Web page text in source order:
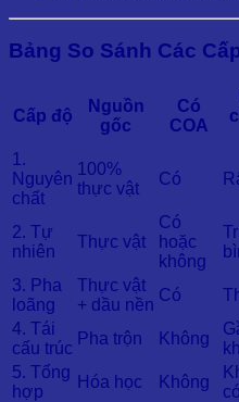
Bảng So Sánh Các
Cấp độ
Nguồn
gốc
Có
COA
1.
Nguyên
chất
100%
thực vật
Có
2. Tự
nhiên
Thực vật
Có
hoặc
không
3. Pha
loãng
Thực vật
+ dầu nền
Có
4. Tái
cấu trúc
Pha trộn Không
5. Tổng
hợp
Hóa học Không
có